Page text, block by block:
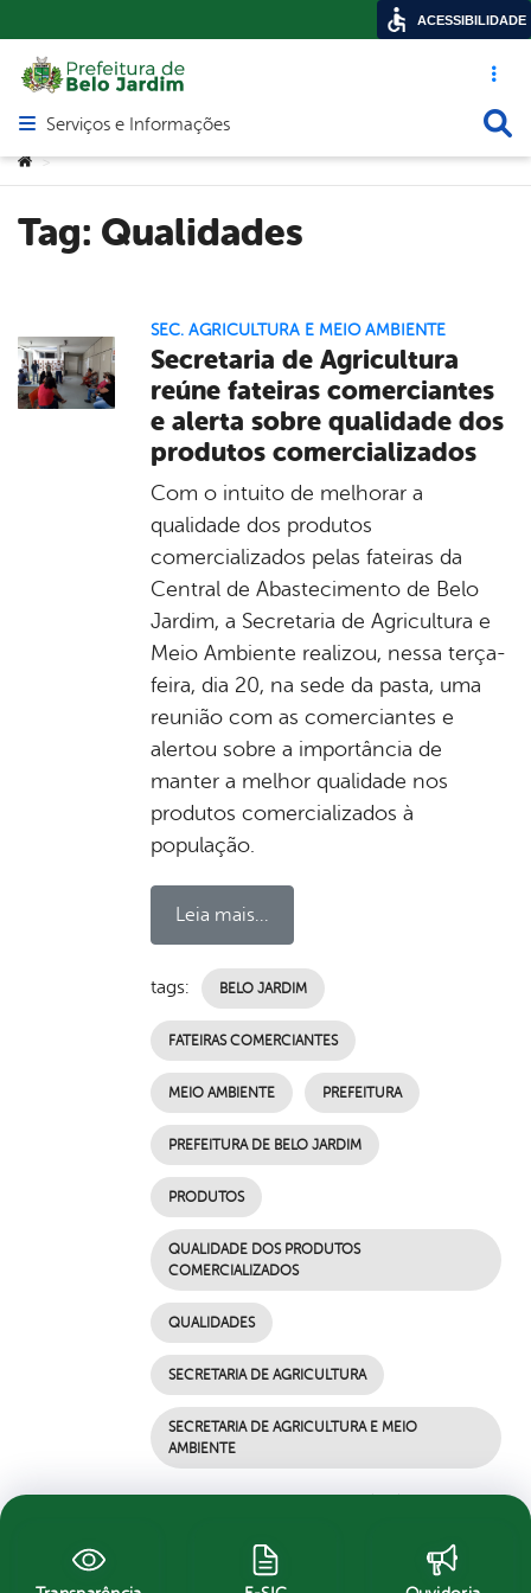
Acesso
Abrir menu principal de navegação
Serviços e Informações
Você está aqui:
>
Tag: Qualidades
SEC. AGRICULTURA E MEIO AMBIENTE
Secretaria de Agricultura
reúne fateiras comerciantes
e alerta sobre qualidade dos
produtos comercializados
Com o intuito de melhorar a
qualidade dos produtos
comercializados pelas fateiras da
Central de Abastecimento de Belo
Jardim, a Secretaria de Agricultura e
Meio Ambiente realizou, nessa terça-
feira, dia 20, na sede da pasta, uma
reunião com as comerciantes e
alertou sobre a importância de
manter a melhor qualidade nos
produtos comercializados à
população.
Leia mais...
tags: BELO JARDIM
FATEIRAS COMERCIANTES
MEIO AMBIENTE PREFEITURA
PREFEITURA DE BELO JARDIM
PRODUTOS
QUALIDADE DOS PRODUTOS
COMERCIALIZADOS
QUALIDADES
SECRETARIA DE AGRICULTURA
SECRETARIA DE AGRICULTURA E MEIO
AMBIENTE
ACESSIBILIDADE